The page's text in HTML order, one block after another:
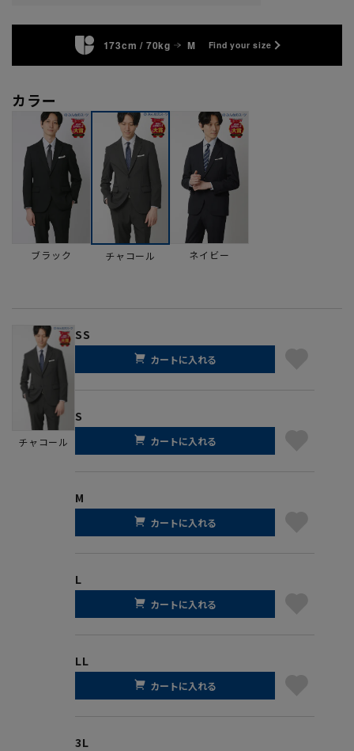
173cm / 70kg M Find your size
カラー
ブラック チャコール ネイビー
チャコール
SS
カートに入れる
S
カートに入れる
M
カートに入れる
L
カートに入れる
LL
カートに入れる
3L